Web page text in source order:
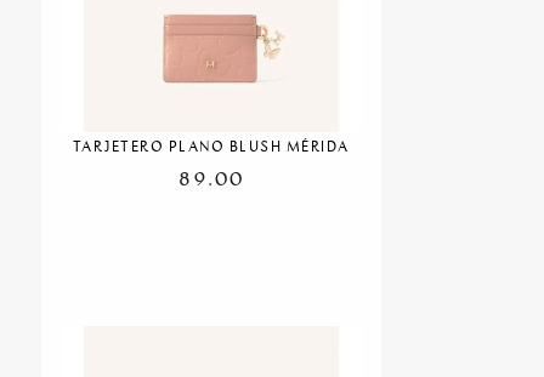
TARJETERO PLANO BLUSH MÉRIDA
89.00